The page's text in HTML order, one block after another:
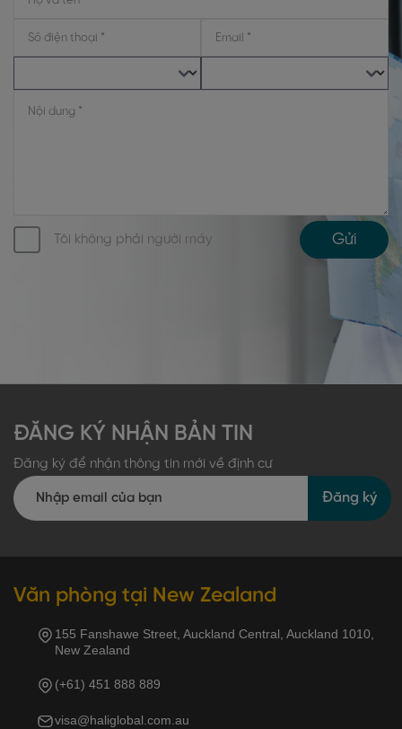
Tôi không phải người máy Gửi
ĐĂNG KÝ NHẬN BẢN TIN
Đăng ký để nhận thông tin mới về định cư
Đăng ký
Văn phòng tại New Zealand
155 Fanshawe Street, Auckland Central, Auckland 1010,
New Zealand
(+61) 451 888 889
visa@haliglobal.com.au